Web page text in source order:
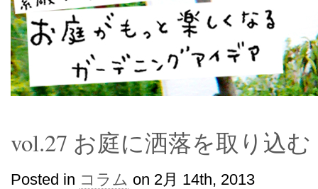
vol.27 お庭に洒落を取り込む
Posted in コラム on 2月 14th, 2013